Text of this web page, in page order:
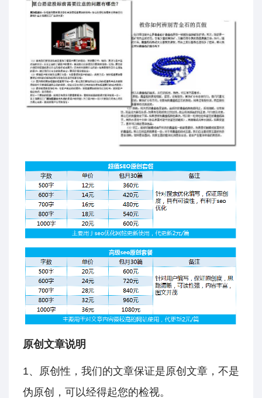
原创文章说明
1、原创性，我们的文章保证是原创文章，不是
伪原创，可以经得起您的检视。